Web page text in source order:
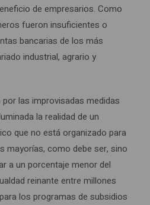
de empresarios. Como
fueron insuficientes o
bancarias de los más
industrial, agrario y
las improvisadas medidas
la realidad de un
que no está organizado para
mayorías, como debe ser, sino
a un porcentaje menor del
reinante entre millones
los programas de subsidios